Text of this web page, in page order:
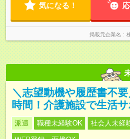
気になる！
掲載元企業名
＼志望動機や履歴書不
時間！介護施設で生活サ
派遣 職種未経験OK 社会人未経